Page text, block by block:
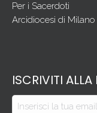
Per i Sacerdoti
Arcidiocesi di Milano
ISCRIVITI ALLA